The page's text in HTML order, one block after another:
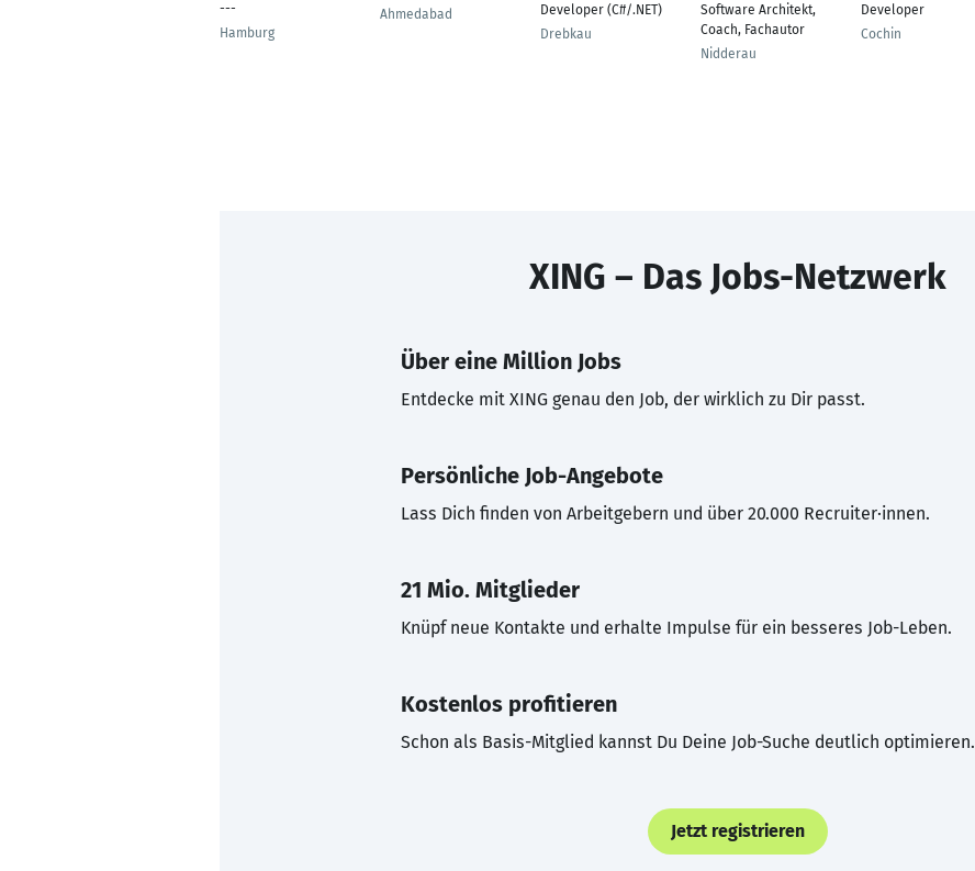
---
Hamburg
Ahmedabad
Developer (C#/.NET)
Drebkau
Software Architekt,
Coach, Fachautor
Nidderau
Developer
Cochin
XING – Das Jobs-Netzwerk
Über eine Million Jobs
Entdecke mit XING genau den Job, der wirklich zu Dir passt.
Persönliche Job-Angebote
Lass Dich finden von Arbeitgebern und über 20.000 Recruiter·innen.
21 Mio. Mitglieder
Knüpf neue Kontakte und erhalte Impulse für ein besseres Job-Leben.
Kostenlos profitieren
Schon als Basis-Mitglied kannst Du Deine Job-Suche deutlich optimieren.
Jetzt registrieren